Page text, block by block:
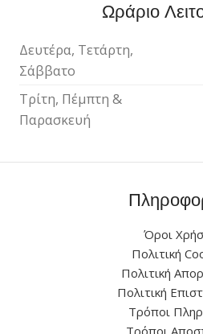
Ωράριο
Δευτέρα, Τετάρτη,
Σάββατο
Τρίτη, Πέμπτη &
Παρασκευή
Όροι
Πολιτική
Πολιτική
Πολιτική
Τρόποι